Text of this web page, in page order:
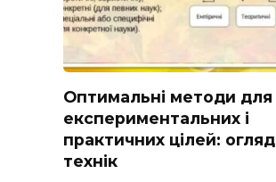
Оптимальні методи для
експериментальних і
практичних цілей: огляд
технік